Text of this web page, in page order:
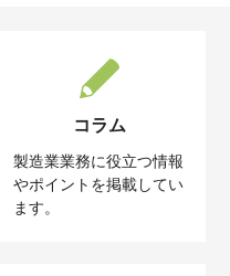
コラム
製造業業務に役立つ情報
やポイントを掲載してい
ます。